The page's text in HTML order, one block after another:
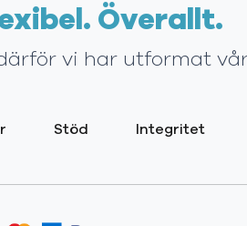
Överallt.
vi har utformat
Stöd Integritet